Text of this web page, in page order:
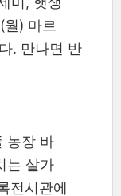
) 마르
. 만나면 반
농장 바
는 살가
전시관에